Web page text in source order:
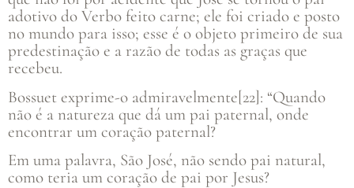
adotivo do Verbo feito carne; ele foi criado e posto
no mundo para isso; esse é o objeto primeiro de sua
predestinação e a razão de todas as graças que
recebeu.
Bossuet exprime-o admiravelmente[22]: “Quando
não é a natureza que dá um pai paternal, onde
encontrar um coração paternal?
Em uma palavra, São José, não sendo pai natural,
como teria um coração de pai por Jesus?